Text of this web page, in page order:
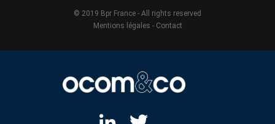
© 2019 Bpr France - All rights reserved
Mentions légales - Contact